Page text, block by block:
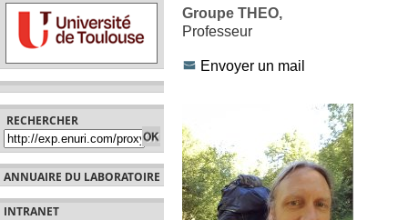
RECHERCHER
ANNUAIRE DU LABORATOIRE
INTRANET
Groupe THEO,
Professeur
Envoyer un mail